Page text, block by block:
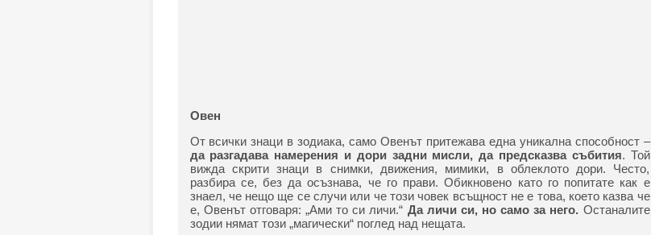
Овен
От всички знаци в зодиака, само Овенът притежава една уникална способност –
да разгадава намерения и дори задни мисли, да предсказва събития. Той
вижда скрити знаци в снимки, движения, мимики, в облеклото дори. Често,
разбира се, без да осъзнава, че го прави. Обикновено като го попитате как е
знаел, че нещо ще се случи или че този човек всъщност не е това, което казва че
е, Овенът отговаря: „Ами то си личи.“ Да личи си, но само за него. Останалите
зодии нямат този „магически“ поглед над нещата.